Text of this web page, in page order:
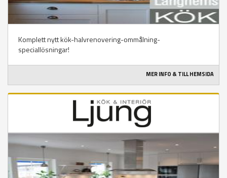
Komplett nytt kök-halvrenovering-ommålning-
speciallösningar!
MER INFO & TILL HEMSIDA